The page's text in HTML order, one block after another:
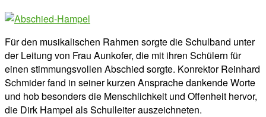
Für den musikalischen Rahmen sorgte die Schulband unter
der Leitung von Frau Aunkofer, die mit ihren Schülern für
einen stimmungsvollen Abschied sorgte. Konrektor Reinhard
Schmider fand in seiner kurzen Ansprache dankende Worte
und hob besonders die Menschlichkeit und Offenheit hervor,
die Dirk Hampel als Schulleiter auszeichneten.